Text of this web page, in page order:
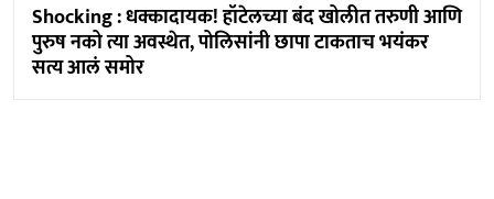
Shocking : धक्कादायक! हॉटेलच्या बंद खोलीत तरुणी आणि
पुरुष नको त्या अवस्थेत, पोलिसांनी छापा टाकताच भयंकर
सत्य आलं समोर